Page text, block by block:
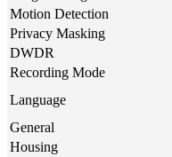
Motion Detection
Privacy Masking
DWDR
Recording Mode
Language
General
Housing